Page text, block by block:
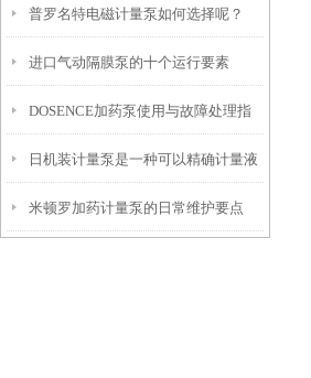
进行安装
普罗名特电磁计量泵如何选择呢？
进口气动隔膜泵的十个运行要素
DOSENCE加药泵使用与故障处理指
南
日机装计量泵是一种可以精确计量液
体体积的泵
米顿罗加药计量泵的日常维护要点